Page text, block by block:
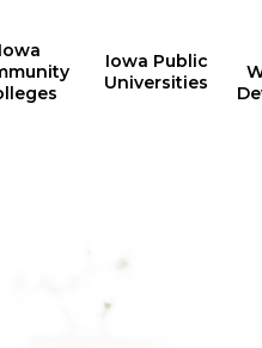
Iowa
Iowa Public
Universities